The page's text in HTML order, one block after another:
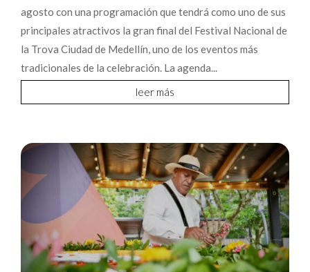
agosto con una programación que tendrá como uno de sus
principales atractivos la gran final del Festival Nacional de
la Trova Ciudad de Medellín, uno de los eventos más
tradicionales de la celebración. La agenda...
leer más